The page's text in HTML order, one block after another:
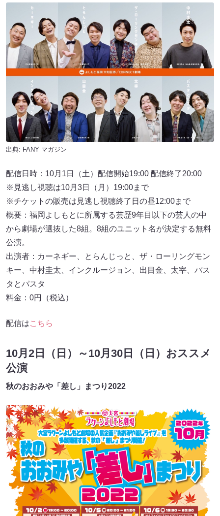
出典: FANY マガジン
配信日時：10月1日（土）配信開始19:00 配信終了20:00
※見逃し視聴は10月3日（月）19:00まで
※チケットの販売は見逃し視聴終了日の昼12:00まで
概要：福岡よしもとに所属する芸歴9年目以下の芸人の中
から劇場が選抜した8組。8組のユニット名が決定する無料
公演。
出演者：カーネギー、とらんじっと、ザ・ローリングモン
キー、中村圭太、インクルージョン、出目金、太宰、パス
タとパスタ
料金：0円（税込）
配信はこちら
10月2日（日）～10月30日（日）おススメ
公演
秋のおおみや「差し」まつり2022